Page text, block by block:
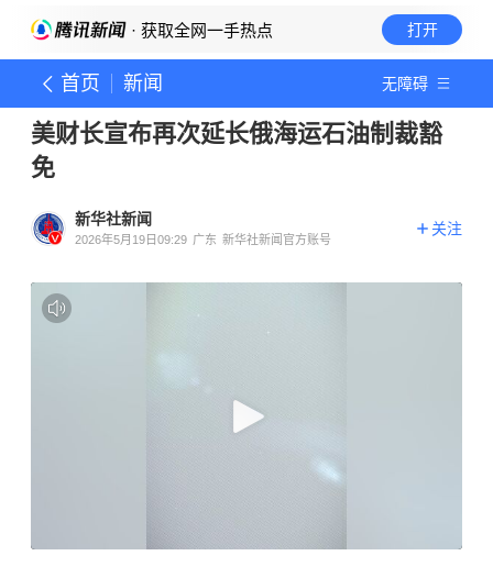
· 获取全网一手热点 打开
首页 新闻 无障碍
美财长宣布再次延长俄海运石油制裁豁
免
新华社新闻
2026年5月19日09:29 广东 新华社新闻官方账号
关注